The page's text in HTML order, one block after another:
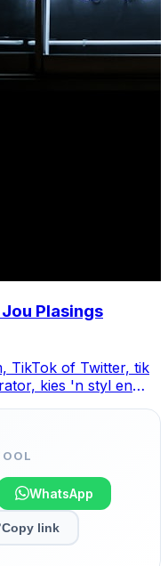
Plasings
TikTok of Twitter, tik
kies 'n styl en
WhatsApp
Copy link